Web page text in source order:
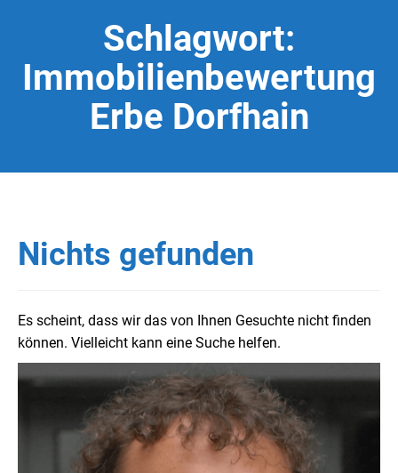
Schlagwort:
Immobilienbewertung
Erbe Dorfhain
Nichts gefunden
Es scheint, dass wir das von Ihnen Gesuchte nicht finden
können. Vielleicht kann eine Suche helfen.